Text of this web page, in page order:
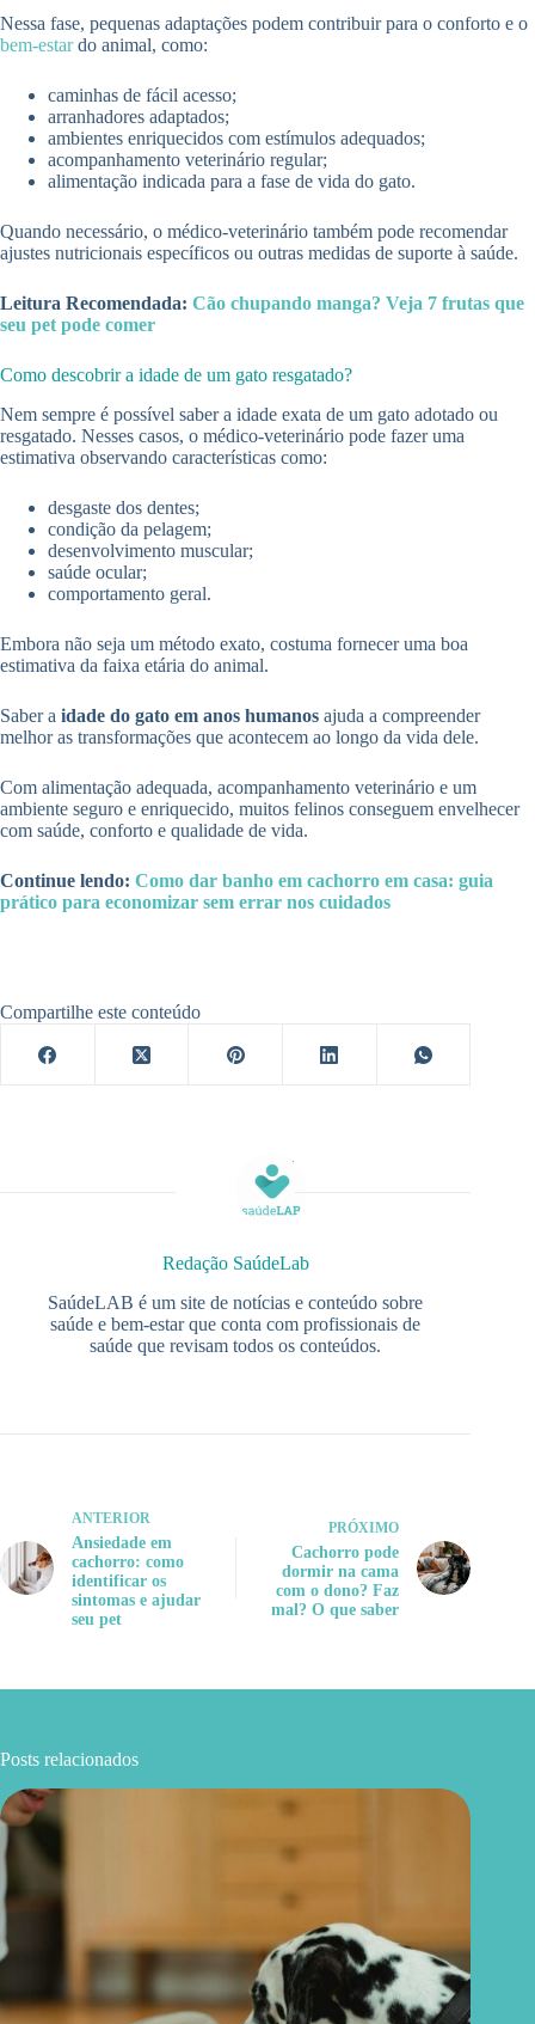
Nessa fase, pequenas adaptações podem contribuir para o conforto e o
bem-estardo animal, como:
caminhas de fácil acesso;
arranhadores adaptados;
ambientes enriquecidos com estímulos adequados;
acompanhamento veterinário regular;
alimentação indicada para a fase de vida do gato.
Quando necessário, o médico-veterinário também pode recomendar
ajustes nutricionais específicos ou outras medidas de suporte à saúde.
Leitura Recomendada: Cão chupando manga? Veja 7 frutas que
seu pet pode comer
Como descobrir a idade de um gato resgatado?
Nem sempre é possível saber a idade exata de um gato adotado ou
resgatado. Nesses casos, o médico-veterinário pode fazer uma
estimativa observando características como:
desgaste dos dentes;
condição da pelagem;
desenvolvimento muscular;
saúde ocular;
comportamento geral.
Embora não seja um método exato, costuma fornecer uma boa
estimativa da faixa etária do animal.
Saber a idade do gato em anos humanos ajuda a compreender
melhor as transformações que acontecem ao longo da vida dele.
Com alimentação adequada, acompanhamento veterinário e um
ambiente seguro e enriquecido, muitos felinos conseguem envelhecer
com saúde, conforto e qualidade de vida.
Continue lendo: Como dar banho em cachorro em casa: guia
prático para economizar sem errar nos cuidados
Compartilhe este conteúdo
Redação SaúdeLab
SaúdeLAB é um site de notícias e conteúdo sobre
saúde e bem-estar que conta com profissionais de
saúde que revisam todos os conteúdos.
ANTERIOR
Ansiedade em
cachorro: como
identificar os
sintomas e ajudar
seu pet
PRÓXIMO
Cachorro pode
dormir na cama
com o dono? Faz
mal? O que saber
Posts relacionados